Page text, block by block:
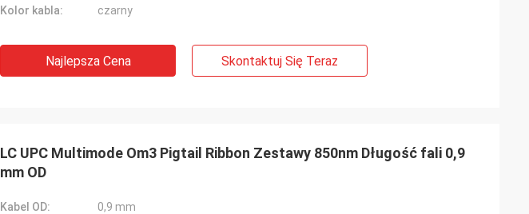
Kolor kabla:
czarny
Najlepsza Cena Skontaktuj Się Teraz
LC UPC Multimode Om3 Pigtail Ribbon Zestawy 850nm Długość fali 0,9
mm OD
Kabel OD:
0,9 mm